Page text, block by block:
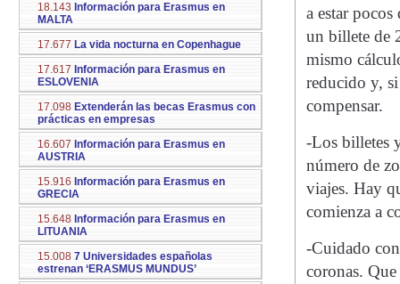
18.143 Información para Erasmus en
MALTA
17.677 La vida nocturna en Copenhague
17.617 Información para Erasmus en
ESLOVENIA
17.098 Extenderán las becas Erasmus con
prácticas en empresas
16.607 Información para Erasmus en
AUSTRIA
15.916 Información para Erasmus en
GRECIA
15.648 Información para Erasmus en
LITUANIA
15.008 7 Universidades españolas
estrenan ‘ERASMUS MUNDUS’
a estar
un billete de
mismo
reducido y,
compensar.
-Los billetes
número de
viajes. Hay
comienza a
-Cuidado
coronas.